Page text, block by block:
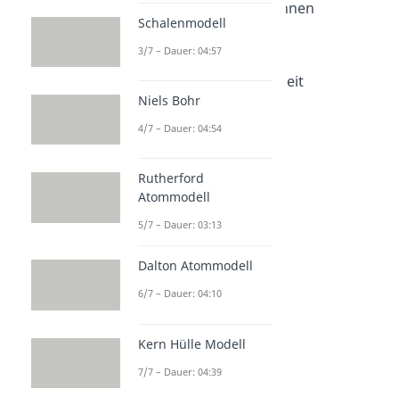
Molare Masse berechnen
Dauer: 05:06
Molares Volumen
Atomare Masseneinheit
Dauer: 02:24
Schalenmodell
3/7 – Dauer: 04:57
Niels Bohr
4/7 – Dauer: 04:54
Rutherford
Atommodell
5/7 – Dauer: 03:13
Dalton Atommodell
6/7 – Dauer: 04:10
Kern Hülle Modell
7/7 – Dauer: 04:39